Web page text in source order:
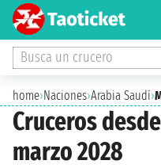
Busca un crucero
home›Naciones›Arabia Saudí›
Cruceros
marzo 2028